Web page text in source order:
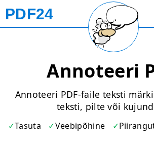
PDF24
Annoteeri
Annoteeri PDF-faile teksti
teksti, pilte või
Tasuta Veebipõhine